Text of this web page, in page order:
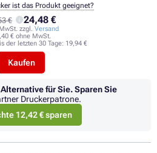
€ 24,48 €
zzgl. Versand
€ ohne MwSt.
der letzten 30 Tage: 19,94 €
Kaufen
ist das Produkt geeignet?
für Sie.Sparen Sie
Druckerpatrone.
12,42 € sparen